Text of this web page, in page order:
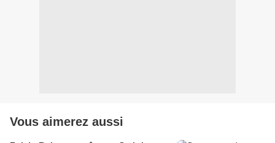
Vous aimerez aussi